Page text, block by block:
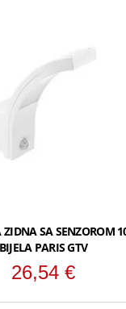
ZIDNA SA SENZOROM
BIJELA PARIS GTV
26,54€